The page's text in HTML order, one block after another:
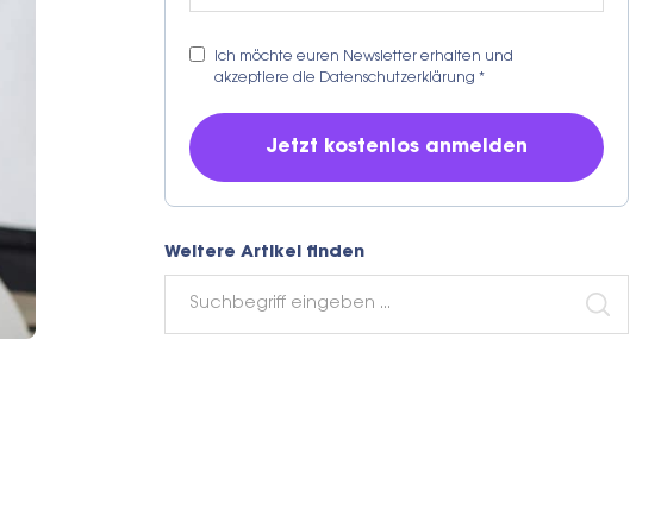
Ich möchte euren Newsletter erhalten und
akzeptiere die Datenschutzerklärung *
Weitere Artikel finden
Search